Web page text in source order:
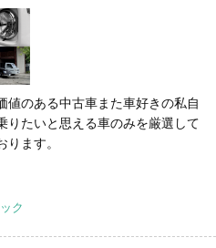
値のある中古車また車好きの私自
りたいと思える車のみを厳選して
ます。
ク